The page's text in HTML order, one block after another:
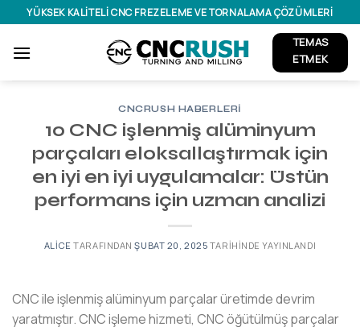
İçeriğe
atla
YÜKSEK KALITELI CNC FREZELEME VE TORNALAMA ÇÖZÜMLERI
TEMAS
ETMEK
CNCRUSH HABERLERI
10 CNC işlenmiş alüminyum
parçaları eloksallaştırmak için
en iyi en iyi uygulamalar: Üstün
performans için uzman analizi
ALICE TARAFINDAN ŞUBAT 20, 2025 TARIHINDE YAYINLANDI
CNC ile işlenmiş alüminyum parçalar üretimde devrim
yaratmıştır. CNC işleme hizmeti, CNC öğütülmüş parçalar